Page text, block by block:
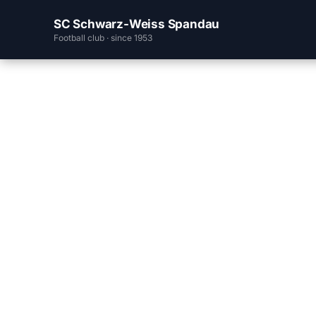
SC Schwarz-Weiss Spandau
Football club · since 1953